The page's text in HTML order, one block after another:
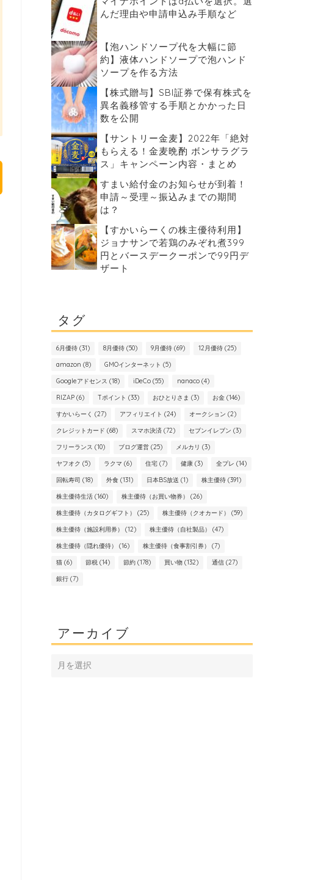
んだ理由や申請申込み手順など
【泡ハンドソープ代を大幅に節
約】液体ハンドソープで泡ハンド
ソープを作る方法
【株式贈与】SBI証券で保有株式を
異名義移管する手順とかかった日
数を公開
【サントリー金麦】2022年「絶対
もらえる！金麦晩酌 ボンサラグラ
ス」キャンペーン内容・まとめ
すまい給付金のお知らせが到着！
申請～受理～振込みまでの期間
は？
【すかいらーくの株主優待利用】
ジョナサンで若鶏のみぞれ煮399
円とバースデークーポンで99円デ
ザート
タグ
6月優待(31) 8月優待(50) 9月優待(69) 12月優待(25)
amazon (8) GMOインターネット (5)
Googleアドセンス (18) iDeCo(55) nanaco(4)
RIZAP(6) Tポイント (33) おひとりさま (3) お金(146)
すかいらーく (27) アフィリエイト (24) オークション (2)
クレジットカード (68) スマホ決済(72) セブンイレブン (3)
フリーランス (10) ブログ運営(25) メルカリ (3)
ヤフオク (5) ラクマ (6) 住宅(7) 健康(3) 全プレ (14)
回転寿司 (18) 外食(131) 日本BS放送 (1) 株主優待(391)
株主優待生活(160) 株主優待（お買い物券） (26)
株主優待（カタログギフト） (25) 株主優待（クオカード） (59)
株主優待（施設利用券） (12) 株主優待（自社製品） (47)
株主優待（隠れ優待） (16) 株主優待（食事割引券） (7)
猫(6) 節税(14) 節約(178) 買い物(132) 通信(27)
銀行(7)
アーカイブ